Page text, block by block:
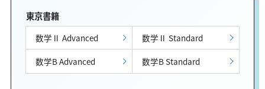
東京書籍
数学Ⅱ Advanced
数学Ⅱ Standard
数学B Advanced
数学B Standard